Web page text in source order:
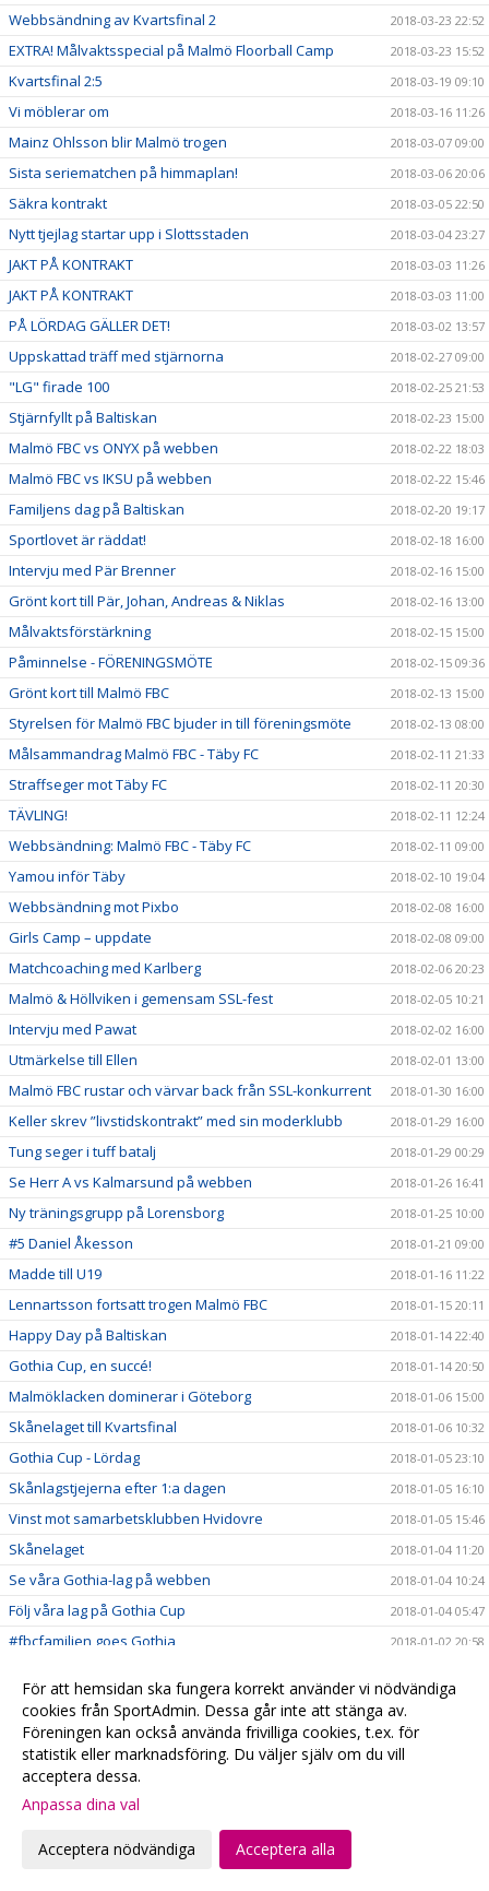
Webbsändning av Kvartsfinal 2 2018-03-23 22:52
EXTRA! Målvaktsspecial på Malmö Floorball Camp 2018-03-23 15:52
Kvartsfinal 2:5 2018-03-19 09:10
Vi möblerar om 2018-03-16 11:26
Mainz Ohlsson blir Malmö trogen 2018-03-07 09:00
Sista seriematchen på himmaplan! 2018-03-06 20:06
Säkra kontrakt 2018-03-05 22:50
Nytt tjejlag startar upp i Slottsstaden 2018-03-04 23:27
JAKT PÅ KONTRAKT 2018-03-03 11:26
JAKT PÅ KONTRAKT 2018-03-03 11:00
PÅ LÖRDAG GÄLLER DET! 2018-03-02 13:57
Uppskattad träff med stjärnorna 2018-02-27 09:00
"LG" firade 100 2018-02-25 21:53
Stjärnfyllt på Baltiskan 2018-02-23 15:00
Malmö FBC vs ONYX på webben 2018-02-22 18:03
Malmö FBC vs IKSU på webben 2018-02-22 15:46
Familjens dag på Baltiskan 2018-02-20 19:17
Sportlovet är räddat! 2018-02-18 16:00
Intervju med Pär Brenner 2018-02-16 15:00
Grönt kort till Pär, Johan, Andreas & Niklas 2018-02-16 13:00
Målvaktsförstärkning 2018-02-15 15:00
Påminnelse - FÖRENINGSMÖTE 2018-02-15 09:36
Grönt kort till Malmö FBC 2018-02-13 15:00
Styrelsen för Malmö FBC bjuder in till föreningsmöte 2018-02-13 08:00
Målsammandrag Malmö FBC - Täby FC 2018-02-11 21:33
Straffseger mot Täby FC 2018-02-11 20:30
TÄVLING! 2018-02-11 12:24
Webbsändning: Malmö FBC - Täby FC 2018-02-11 09:00
Yamou inför Täby 2018-02-10 19:04
Webbsändning mot Pixbo 2018-02-08 16:00
Girls Camp – uppdate 2018-02-08 09:00
Matchcoaching med Karlberg 2018-02-06 20:23
Malmö & Höllviken i gemensam SSL-fest 2018-02-05 10:21
Intervju med Pawat 2018-02-02 16:00
Utmärkelse till Ellen 2018-02-01 13:00
Malmö FBC rustar och värvar back från SSL-konkurrent 2018-01-30 16:00
Keller skrev ”livstidskontrakt” med sin moderklubb 2018-01-29 16:00
Tung seger i tuff batalj 2018-01-29 00:29
Se Herr A vs Kalmarsund på webben 2018-01-26 16:41
Ny träningsgrupp på Lorensborg 2018-01-25 10:00
#5 Daniel Åkesson 2018-01-21 09:00
Madde till U19 2018-01-16 11:22
Lennartsson fortsatt trogen Malmö FBC 2018-01-15 20:11
Happy Day på Baltiskan 2018-01-14 22:40
Gothia Cup, en succé! 2018-01-14 20:50
Malmöklacken dominerar i Göteborg 2018-01-06 15:00
Skånelaget till Kvartsfinal 2018-01-06 10:32
Gothia Cup - Lördag 2018-01-05 23:10
Skånlagstjejerna efter 1:a dagen 2018-01-05 16:10
Vinst mot samarbetsklubben Hvidovre 2018-01-05 15:46
Skånelaget 2018-01-04 11:20
Se våra Gothia-lag på webben 2018-01-04 10:24
Följ våra lag på Gothia Cup 2018-01-04 05:47
#fbcfamiljen goes Gothia 2018-01-02 20:58
Kansliet håller stängd 2017-12-22 20:28
Hyllade VM-hjältar 2017-12-22 00:15
Julklappstips 2 - Hushållsnära tjänster till medlemspriser 2017-12-21 12:31
Damerna vidare i SkM
Julklappstips 1 – Teamson Webbutik
För att hemsidan ska fungera korrekt använder vi nödvändiga
cookies från SportAdmin. Dessa går inte att stänga av.
Föreningen kan också använda frivilliga cookies, t.ex. för
statistik eller marknadsföring. Du väljer själv om du vill
acceptera dessa.
Anpassa dina val
Acceptera nödvändiga Acceptera alla